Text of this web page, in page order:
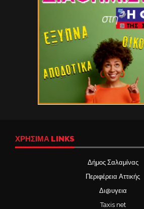
ΧΡΉΣΙΜΑ LINKS
Δήμος Σαλαμίνας
Περιφέρεια Αττικής
Δι@υγεια
Taxis net